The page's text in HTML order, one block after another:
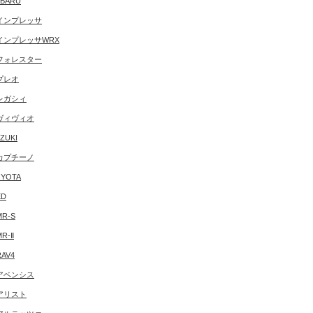
ンプレッサ
ンプレッサWRX
ォレスター
レオ
ガシィ
ィヴィオ
プチーノ
S
Ⅱ
ベンシス
リスト